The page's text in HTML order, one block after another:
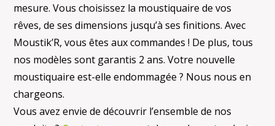
mesure. Vous choisissez la moustiquaire de vos
rêves, de ses dimensions jusqu’à ses finitions. Avec
Moustik’R, vous êtes aux commandes ! De plus, tous
nos modèles sont garantis 2 ans. Votre nouvelle
moustiquaire est-elle endommagée ? Nous nous en
chargeons.
Vous avez envie de découvrir l’ensemble de nos